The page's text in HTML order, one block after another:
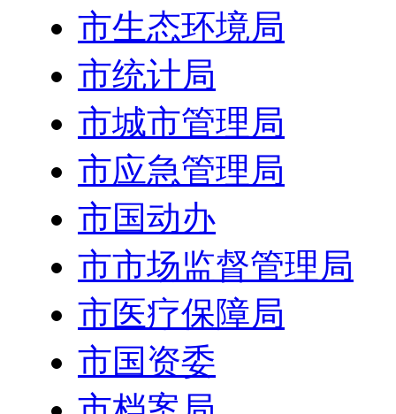
市生态环境局
市统计局
市城市管理局
市应急管理局
市国动办
市市场监督管理局
市医疗保障局
市国资委